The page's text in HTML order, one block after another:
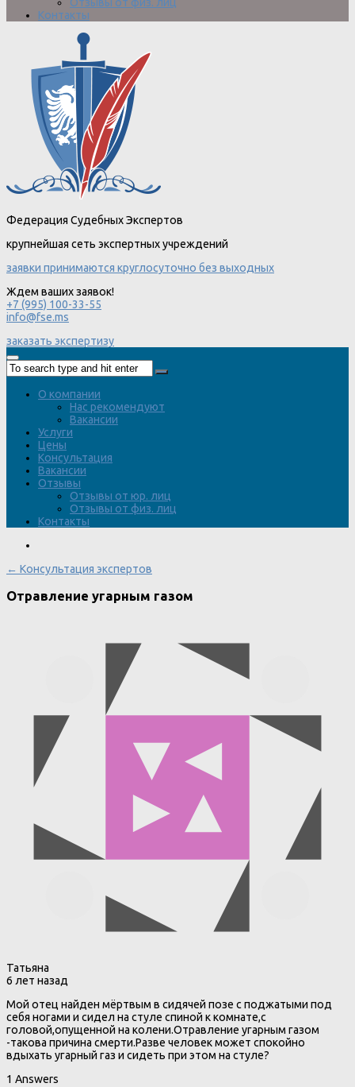
Отзывы от физ. лиц
Контакты
Федерация Судебных Экспертов
крупнейшая сеть экспертных учреждений
заявки принимаются круглосуточно без выходных
Ждем ваших заявок!
+7 (995) 100-33-55
info@fse.ms
заказать экспертизу
О компании
Нас рекомендуют
Вакансии
Услуги
Цены
Консультация
Вакансии
Отзывы
Отзывы от юр. лиц
Отзывы от физ. лиц
Контакты
← Консультация экспертов
Отравление угарным газом
Татьяна
6 лет назад
Мой отец найден мёртвым в сидячей позе с поджатыми под
себя ногами и сидел на стуле спиной к комнате,с
головой,опущенной на колени.Отравление угарным газом
-такова причина смерти.Разве человек может спокойно
вдыхать угарный газ и сидеть при этом на стуле?
1 Answers